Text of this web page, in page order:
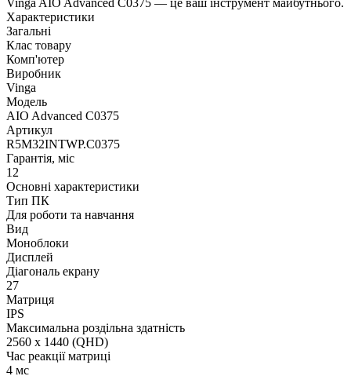
Vinga AIO Advanced C0375 — це ваш інструмент майбутнього.
Характеристики
Загальні
Клас товару
Комп'ютер
Виробник
Vinga
Модель
AIO Advanced C0375
Артикул
R5M32INTWP.C0375
Гарантія, міс
12
Основні характеристики
Тип ПК
Для роботи та навчання
Вид
Моноблоки
Дисплей
Діагональ екрану
27
Матриця
IPS
Максимальна роздільна здатність
2560 x 1440 (QHD)
Час реакції матриці
4 мс